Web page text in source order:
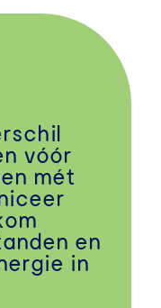
vóór
mét
en
in